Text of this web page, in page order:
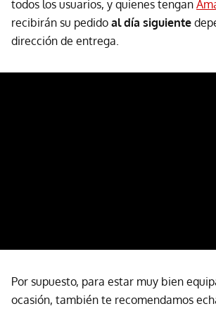
todos los usuarios, y quienes tengan
recibirán su pedido al día siguiente
dirección de entrega.
Por supuesto, para estar muy bien
ocasión, también te recomendamos